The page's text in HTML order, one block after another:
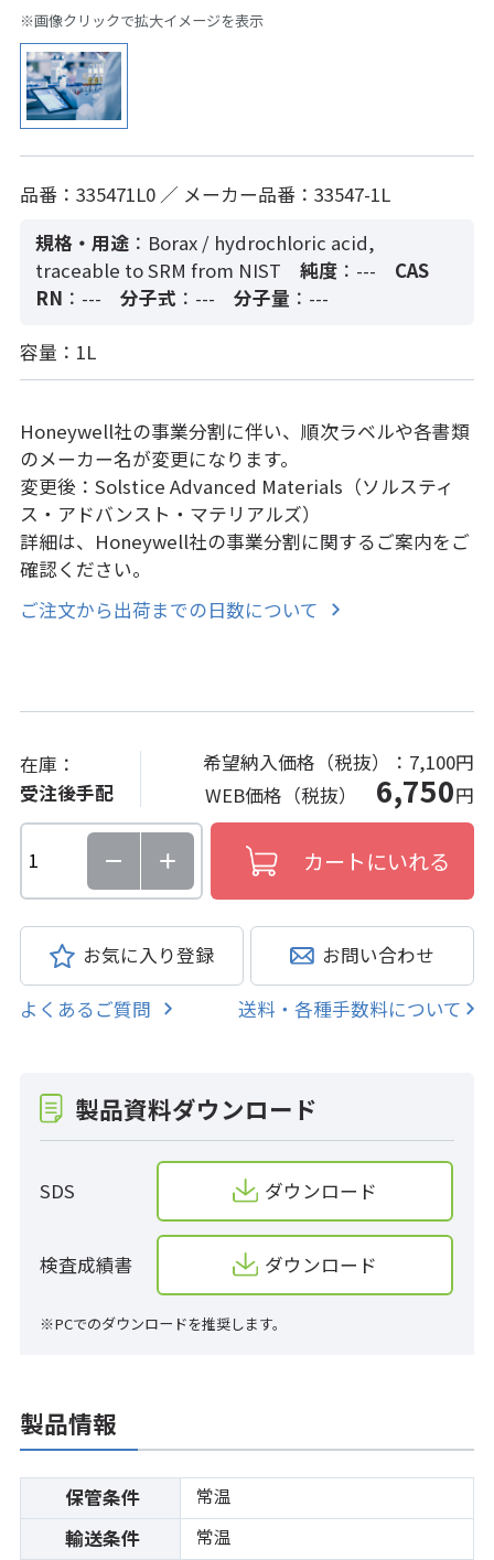
※画像クリックで拡大イメージを表示
品番：335471L0 ／ メーカー品番：33547-1L
規格・用途 ：Borax / hydrochloric acid,
traceable to SRM from NIST
純度：---
CAS
RN ：--- 分子式 ：--- 分子量 ：---
容量：1L
Honeywell社の事業分割に伴い、順次ラベルや各書類
のメーカー名が変更になります。
変更後：Solstice Advanced Materials（ソルスティ
ス・アドバンスト・マテリアルズ）
詳細は、Honeywell社の事業分割に関するご案内をご
確認ください。
ご注文から出荷までの日数について
在庫：
受注後手配
希望納入価格（税抜）： 7,100円
WEB価格（税抜） 6,750円
お気に入り登録 お問い合わせ
よくあるご質問 送料・各種手数料について
製品資料ダウンロード
SDS ダウンロード
検査成績書 ダウンロード
※PCでのダウンロードを推奨します。
製品情報
保管条件 常温
輸送条件 常温